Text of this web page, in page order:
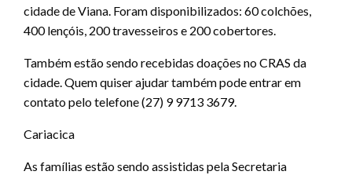
cidade de Viana. Foram disponibilizados: 60 colchões,
400 lençóis, 200 travesseiros e 200 cobertores.
Também estão sendo recebidas doações no CRAS da
cidade. Quem quiser ajudar também pode entrar em
contato pelo telefone (27) 9 9713 3679.
Cariacica
As famílias estão sendo assistidas pela Secretaria